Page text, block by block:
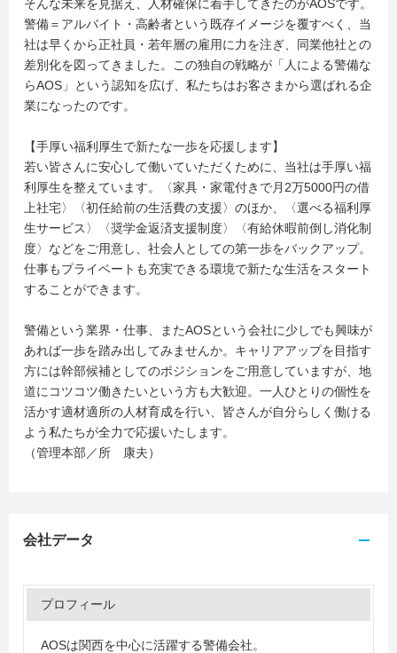
そんな未来を見据え、人材確保に着手してきたのがAOSです。
警備＝アルバイト・高齢者という既存イメージを覆すべく、当
社は早くから正社員・若年層の雇用に力を注ぎ、同業他社との
差別化を図ってきました。この独自の戦略が「人による警備な
らAOS」という認知を広げ、私たちはお客さまから選ばれる企
業になったのです。
【手厚い福利厚生で新たな一歩を応援します】
若い皆さんに安心して働いていただくために、当社は手厚い福
利厚生を整えています。〈家具・家電付きで月2万5000円の借
上社宅〉〈初任給前の生活費の支援〉のほか、〈選べる福利厚
生サービス〉〈奨学金返済支援制度〉〈有給休暇前倒し消化制
度〉などをご用意し、社会人としての第一歩をバックアップ。
仕事もプライベートも充実できる環境で新たな生活をスタート
することができます。
警備という業界・仕事、またAOSという会社に少しでも興味が
あれば一歩を踏み出してみませんか。キャリアアップを目指す
方には幹部候補としてのポジションをご用意していますが、地
道にコツコツ働きたいという方も大歓迎。一人ひとりの個性を
活かす適材適所の人材育成を行い、皆さんが自分らしく働ける
よう私たちが全力で応援いたします。
（管理本部／所 康夫）
会社データ
プロフィール
AOSは関西を中心に活躍する警備会社。